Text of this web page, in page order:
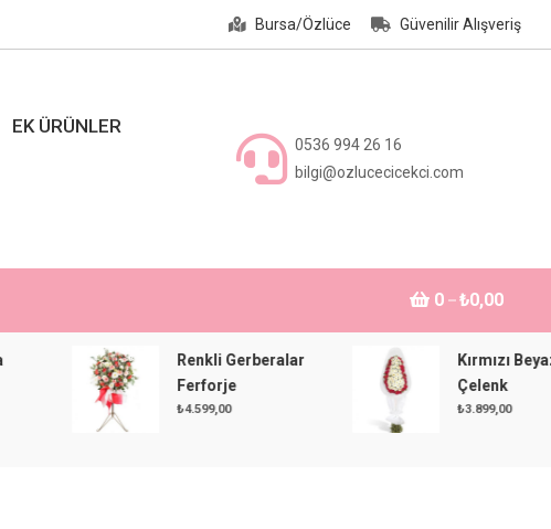
Bursa/Özlüce Güvenilir Alışveriş
EK ÜRÜNLER
0536 994 26 16
bilgi@ozlucecicekci.com
0 ₺0,00
Renkli Gerberalar
Ferforje
4.599,00
Kırmızı Beyaz
Çelenk
3.899,00